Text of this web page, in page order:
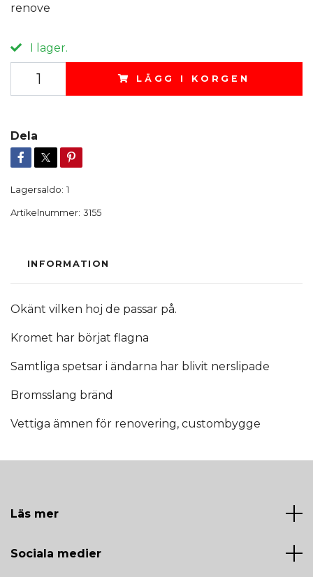
renove
I lager.
LÄGG I KORGEN
Dela
Lagersaldo: 1
Artikelnummer: 3155
INFORMATION
Okänt vilken hoj de passar på.
Kromet har börjat flagna
Samtliga spetsar i ändarna har blivit nerslipade
Bromsslang bränd
Vettiga ämnen för renovering, custombygge
Läs mer
Sociala medier